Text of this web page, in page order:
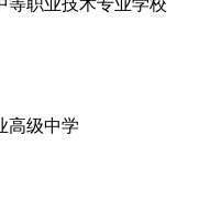
高级中学